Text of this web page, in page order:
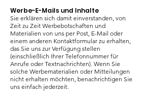
Werbe-E-Mails und Inhalte
Sie erklären sich damit einverstanden, von
Zeit zu Zeit Werbebotschaften und
Materialien von uns per Post, E-Mail oder
einem anderen Kontaktformular zu erhalten,
das Sie uns zur Verfügung stellen
(einschließlich Ihrer Telefonnummer für
Anrufe oder Textnachrichten). Wenn Sie
solche Werbematerialien oder Mitteilungen
nicht erhalten möchten, benachrichtigen Sie
uns einfach jederzeit.